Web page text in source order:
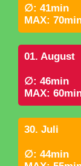
∅: 41min
MAX:
01. August
∅: 46min
MAX:
30. Juli
∅: 44min